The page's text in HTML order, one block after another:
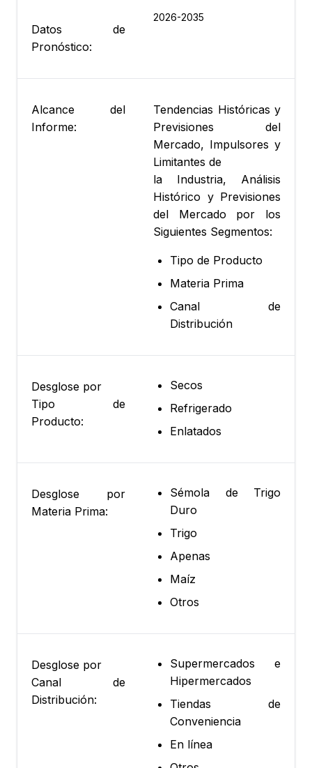
Datos de
Pronóstico:
2026-2035
Alcance del
Informe:
Tendencias Históricas y
Previsiones del
Mercado, Impulsores y
Limitantes de
la Industria, Análisis
Histórico y Previsiones
del Mercado por los
Siguientes Segmentos:
Tipo de Producto
Materia Prima
Canal de
Distribución
Desglose por
Tipo de
Producto:
Secos
Refrigerado
Enlatados
Desglose por
Materia Prima:
Sémola de Trigo
Duro
Trigo
Apenas
Maíz
Otros
Desglose por
Canal de
Distribución:
Supermercados e
Hipermercados
Tiendas de
Conveniencia
En línea